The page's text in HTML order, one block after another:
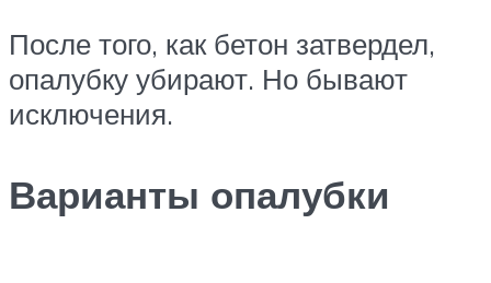
После того, как бетон затвердел,
опалубку убирают. Но бывают
исключения.
Варианты опалубки